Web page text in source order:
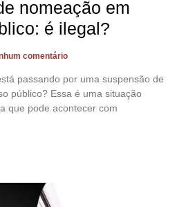
nomeação em
é ilegal?
comentário
passando por uma suspensão de
público? Essa é uma situação
que pode acontecer com